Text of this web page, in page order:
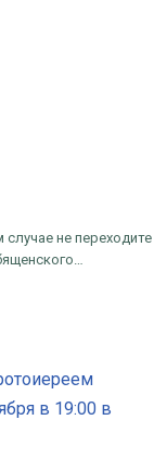
не переходите